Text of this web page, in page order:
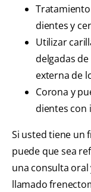
dientes y
Utilizar
delgadas
externa de
Corona y
dientes con
Si usted tiene un
puede que sea
una consulta
llamado